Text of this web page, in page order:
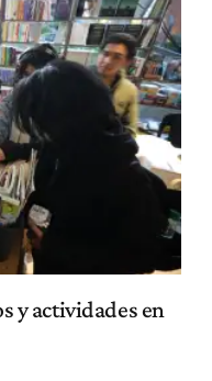
y actividades en